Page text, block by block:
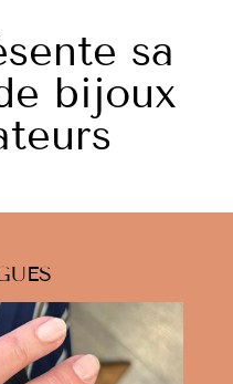
sa
bijoux